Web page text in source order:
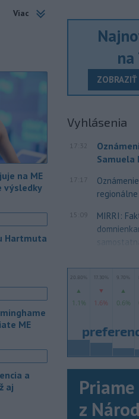
licencie.
kde
správy
v
Blanche
rezortu
Pam
na pomoc
naďalej
nové
na
s
Viac
na ME
výsledky
Hartmuta
ME
a
aj
na
ZOBRAZIŤ
Vyhlásenia
17:32
Samuela
17:17
15:09
MIRRI:
z